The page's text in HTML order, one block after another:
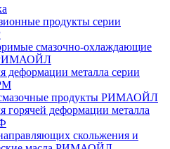
продукты серии
смазочно-охлаждающие
РИМАОЙЛ
деформации металла серии
продукты РИМАОЙЛ
горячей деформации металла
скольжения и